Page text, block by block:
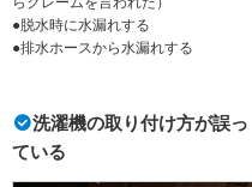
●脱水時に水漏れする
●排水ホースから水漏れする
洗濯機の取り付け方が誤っ
ている